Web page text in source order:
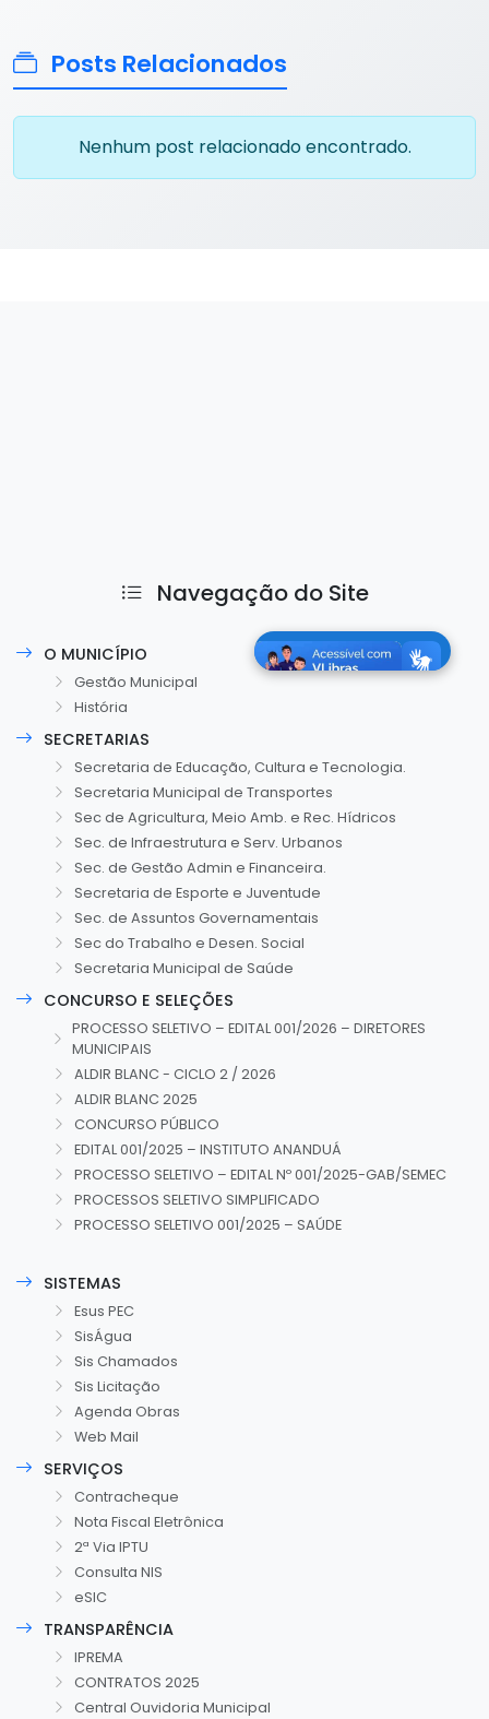
Posts Relacionados
Nenhum post relacionado encontrado.
Navegação do Site
O MUNICÍPIO
Gestão Municipal
História
SECRETARIAS
Secretaria de Educação, Cultura e Tecnologia.
Secretaria Municipal de Transportes
Sec de Agricultura, Meio Amb. e Rec. Hídricos
Sec. de Infraestrutura e Serv. Urbanos
Sec. de Gestão Admin e Financeira.
Secretaria de Esporte e Juventude
Sec. de Assuntos Governamentais
Sec do Trabalho e Desen. Social
Secretaria Municipal de Saúde
CONCURSO E SELEÇÕES
PROCESSO SELETIVO – EDITAL 001/2026 – DIRETORES
MUNICIPAIS
ALDIR BLANC - CICLO 2 / 2026
ALDIR BLANC 2025
CONCURSO PÚBLICO
EDITAL 001/2025 – INSTITUTO ANANDUÁ
PROCESSO SELETIVO – EDITAL Nº 001/2025-GAB/SEMEC
PROCESSOS SELETIVO SIMPLIFICADO
PROCESSO SELETIVO 001/2025 – SAÚDE
SISTEMAS
Esus PEC
SisÁgua
Sis Chamados
Sis Licitação
Agenda Obras
Web Mail
SERVIÇOS
Contracheque
Nota Fiscal Eletrônica
2ª Via IPTU
Consulta NIS
eSIC
TRANSPARÊNCIA
IPREMA
CONTRATOS 2025
Central Ouvidoria Municipal